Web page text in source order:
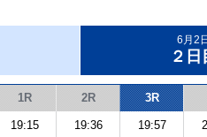
6月2
２日
1R 2R 3R
19:15 19:36 19:57